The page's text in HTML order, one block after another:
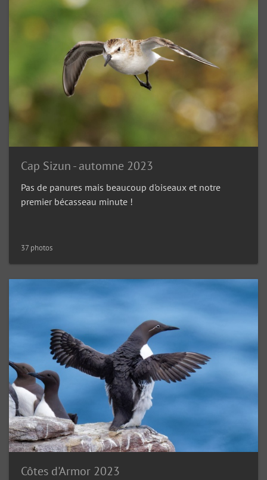
Cap Sizun - automne 2023
Pas de panures mais beaucoup d'oiseaux et notre
premier bécasseau minute !
37 photos
Côtes d'Armor 2023